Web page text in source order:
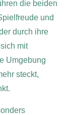
die beiden
und
durch ihre
mit
Umgebung
steckt,